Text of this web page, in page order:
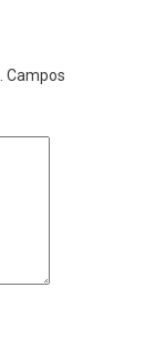
Campos